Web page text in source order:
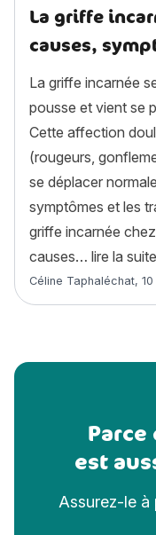
La griffe
causes,
La griffe incarnée
pousse et vient se
Cette affection
(rougeurs,
se déplacer
symptômes et les
griffe incarnée
causes… lire la suite
Article rédigé par
Céline Taphaléchat,
est
Assurez-le à